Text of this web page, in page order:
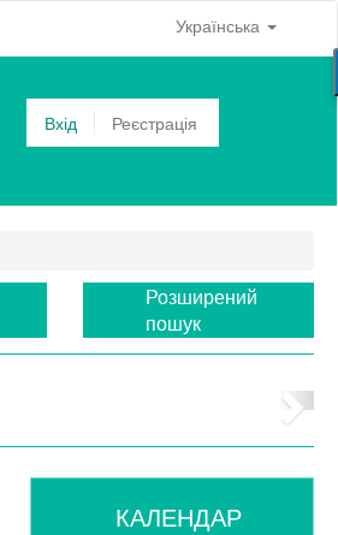
Українська
Вхід Реєстрація
Розширений
пошук
КАЛЕНДАР